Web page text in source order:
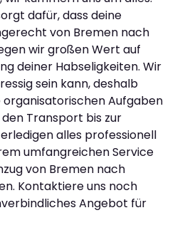
dafür, dass deine
von Bremen nach
wir großen Wert auf
deiner Habseligkeiten. Wir
sein kann, deshalb
Aufgaben
Transport bis zur
alles professionell
umfangreichen Service
von Bremen nach
Kontaktiere uns noch
Angebot für